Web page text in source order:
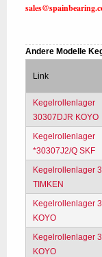
Andere Modelle
Link
Kegelrollenlager
30307DJR KOYO
Kegelrollenlager
*30307J2/Q SKF
Kegelrollenlager
TIMKEN
Kegelrollenlager
KOYO
Kegelrollenlager
KOYO